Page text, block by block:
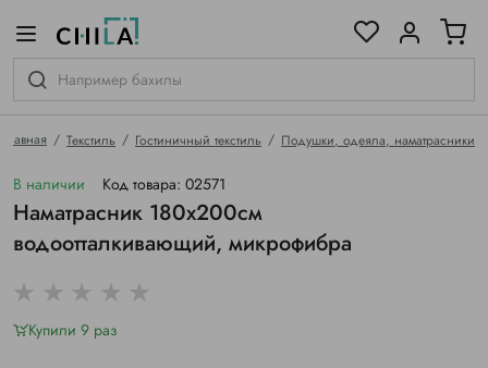
Главная Текстиль Гостиничный текстиль Подушки, одеяла, наматрасники
В наличии Код товара: 02571
Наматрасник 180х200см
водоотталкивающий, микрофибра
Купили 9 раз
гамме